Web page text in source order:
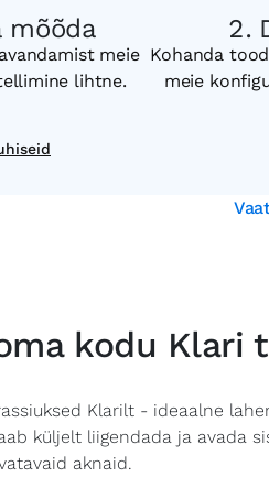
mõõda
meie
lihtne.
Kohanda
meie
kodu
Klarilt - ideaalne
küljelt liigendada ja avada
aknaid.